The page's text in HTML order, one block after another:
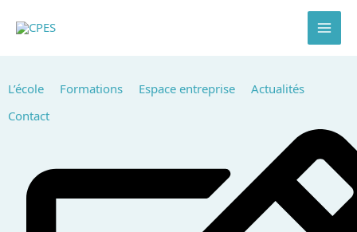
L’école Formations Espace entreprise
Actualités
Contact